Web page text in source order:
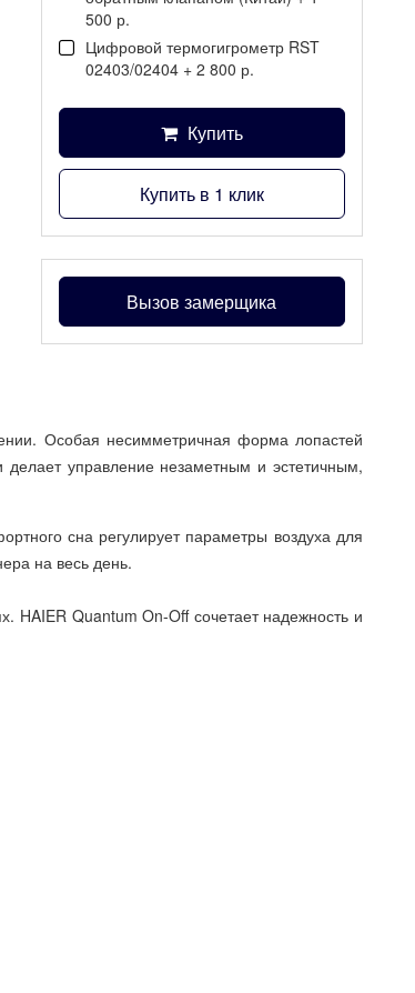
500 р.
Цифровой термогигрометр RST
02403/02404 + 2 800 р.
Купить
Купить в 1 клик
Вызов замерщика
Особая несимметричная форма лопастей
управление незаметным и эстетичным,
сна регулирует параметры воздуха для
на весь день.
HAIER Quantum On-Off сочетает надежность и